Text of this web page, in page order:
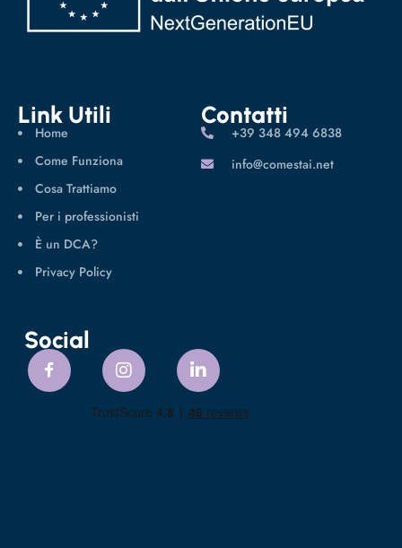
Link Utili
Home
Come Funziona
Cosa Trattiamo
Per i professionisti
È un DCA?
Privacy Policy
Contatti
‪+39 348 494 6838
info@comestai.net
Social